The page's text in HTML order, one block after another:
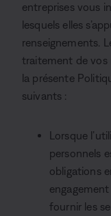
entreprises vous
lesquels elles
renseignements.
traitement de vos
la présente
suivants :
Lorsque
personnels
obligations
fournir les